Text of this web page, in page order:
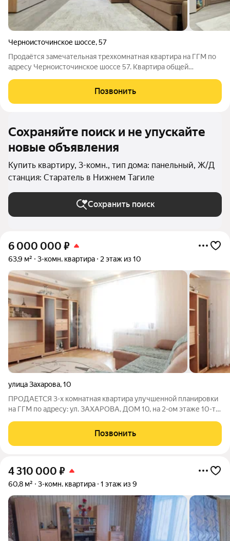
Черноисточинское шоссе,57
Продаётся замечательная трехкомнатная квартира на ГГМ по
адресу Черноисточинское шоссе 57. Квартира общей
современного девятиэтажного дома. В квартире очень
удобная планировка, окна выходят на северную и
Позвонить
Сохраняйте поиск и не упускайте
новые объявления
Купить квартиру, 3-комн., тип дома: панельный, Ж/Д
станция: Старатель в Нижнем Тагиле
Сохранить поиск
6 000 000 ₽
63,9 м² 3-комн. квартира 2 этаж из 10
улица Захарова,10
ПРОДАЕТСЯ 3-х комнатная квартира улучшенной планировки
на ГГМ по адресу: ул. ЗАХАРОВА, ДОМ 10, на 2-ом этаже 10-ти
изолированные, окна двух комнат и кухни выходят на
западную сторону, окно
Позвонить
4 310 000 ₽
60,8 м² 3-комн. квартира 1 этаж из 9